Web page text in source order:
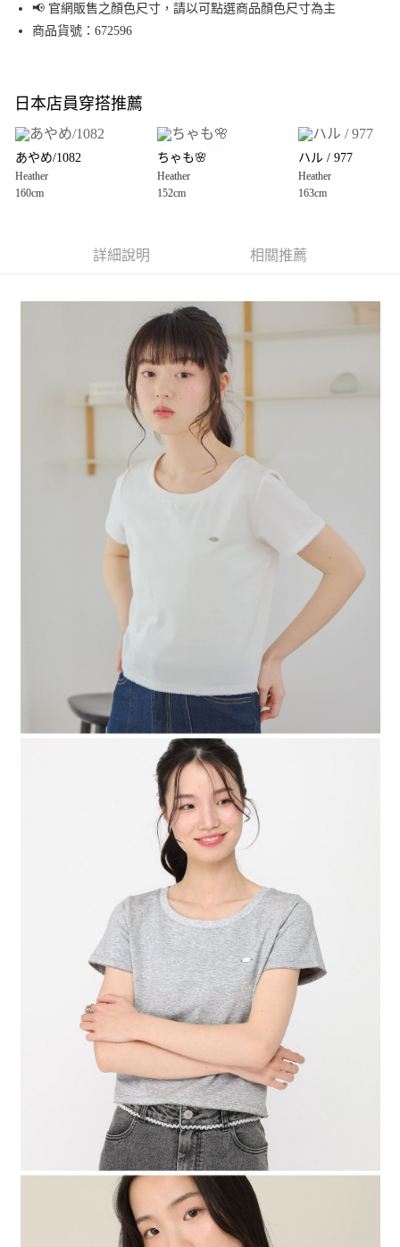
悠遊付
全盈+PAY
大哥付你分期
【大哥付你分期使用說明】
1.本服務由台灣大哥大提供，台灣大哥大用戶可立即使用無須另外申請。
2.付款方式選擇「大哥付你分期」，訂單成立後會自動跳轉到大哥付的交易
3.實際核准額度、可分期數及費用金額請依後續交易確認頁面所載為準。
4.訂單成立30分鐘內，如未前往確認交易或遇審核未通過，訂單將自動取
1.分期款項不併入電信帳單，「大哥付你分期」於每月結算日後寄送繳費提
2.透過簡訊連結打開帳單後，可選擇「超商條碼／台灣大直營門市／銀行轉
帳／街口支付／iPASS MONEY」等通路繳費。
1.本服務係由「台灣大哥大股份有限公司」（以下簡稱本公司）所提供，讓
用戶於交易時，得透過本服務購買商品或服務，並由商店將買賣／分期付款
買賣價金債權讓與本公司後，依約使用本公司帳單繳交帳款。
2.基於同意付款使用「大哥付你分期」之契約關係目的，商店將以您的個人
資料（包含姓名、電話或地址）提供予台灣大哥大進項蒐集、處理及利用，
3.完整用戶服務條款，請詳閱以下連結：
AFTEE先享後付
３．安心：先確認商品／服務後，再付款。
【「AFTEE先享後付」結帳流程】
１．於結帳方式選擇「AFTEE先享後付」後，將跳轉至「AFTEE先享後付」
結帳頁面，進行簡訊認證並確認金額後，即可完成結帳。
２．訂單成立數日內，您將收到繳費通知簡訊。
３．收到繳費通知簡訊後14天內，點擊此簡訊中的連結，可透過四大超商／
ATM／網路銀行／等多元方式進行付款，方視為交易完成。
※ 請注意：結帳手續完成當下不需立刻繳費，但若您需要取消訂單，請聯絡
購買商品的店家。未經商家同意取消之訂單仍視為有效，需透過AFTEE先享
後付繳納相關費用。
※ 交易是否成功請以「AFTEE先享後付 」之結帳頁面顯示為準，若有關於
是否繳費成功／繳費後需取消欲退款等相關疑問，請聯繫「AFTEE先享後付
https://netprotections.freshdesk.com/support/home
１．透過由恩沛科技股份有限公司提供之「AFTEE先享後付」服務完成之交
易，需依本服務之必要範圍內提供個人資料，並將交易相關給付款項請求債
權轉讓予恩沛科技股份有限公司。
２．關於個人資料處理事宜，請瀏覽以下網址：
https://aftee.tw/terms/#terms3
３．未成年的使用者請事先徵得法定代理人或監護人之同意方可使用
「AFTEE先享後付」，若未經同意申辦者引起之損失，本公司不負相關責
４．使用「AFTEE先享後付」時，將依據個別帳號之用戶狀況，依本公司即
時審查核予不同之上限額度；若仍有額度不足之情形，本公司將視審查結果
請求用戶進行身份認證。
５．嚴禁一人註冊多個帳號或使用他人資訊註冊。若發現惡意使用之情形，
恩沛科技股份有限公司將有權停止該用戶之使用額度並採取法律行動。
每筆NT$80，滿NT$1,500(含以上)免運費
每筆NT$80，滿NT$1,500(含以上)免運費
每筆NT$80，滿NT$1,500(含以上)免運費
每筆NT$80，滿NT$1,500(含以上)免運費
每筆NT$80，滿NT$1,500(含以上)免運費
📢 官網販售之顏色尺寸，請以可點選商品顏色尺寸為主
商品貨號：672596
日本店員穿搭推薦
あやめ/1082
Heather
160cm
ちゃも🌸
Heather
152cm
ハル / 977
Heather
163cm
詳細說明 相關推薦